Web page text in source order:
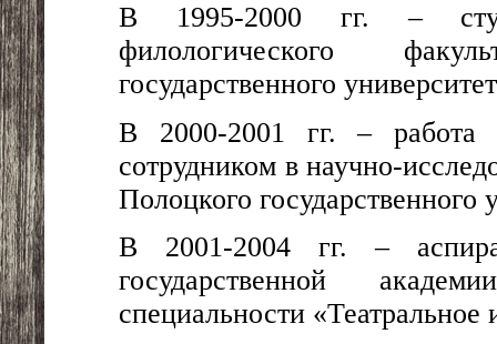
В 1995-2000 гг. –
филологического
государственного
В 2000-2001 гг. – работа
сотрудником в научно-
Полоцкого государственного
В 2001-2004 гг. –
государственной
специальности «Театральное